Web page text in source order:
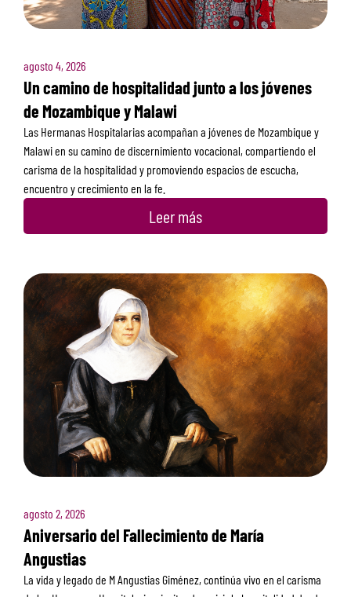
agosto 4, 2026
Un camino de hospitalidad junto a los jóvenes
de Mozambique y Malawi
Las Hermanas Hospitalarias acompañan a jóvenes de Mozambique y
Malawi en su camino de discernimiento vocacional, compartiendo el
carisma de la hospitalidad y promoviendo espacios de escucha,
encuentro y crecimiento en la fe.
Leer más
agosto 2, 2026
Aniversario del Fallecimiento de María
Angustias
La vida y legado de M Angustias Giménez, continúa vivo en el carisma